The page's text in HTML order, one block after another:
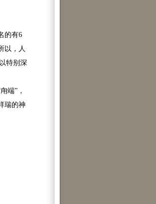
的有6
以，人
特别深
端”，
瑞的神